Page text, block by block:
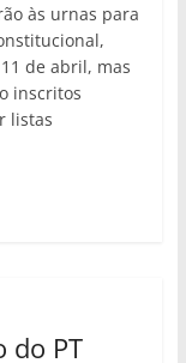
às urnas para
de abril, mas
inscritos
listas
do PT